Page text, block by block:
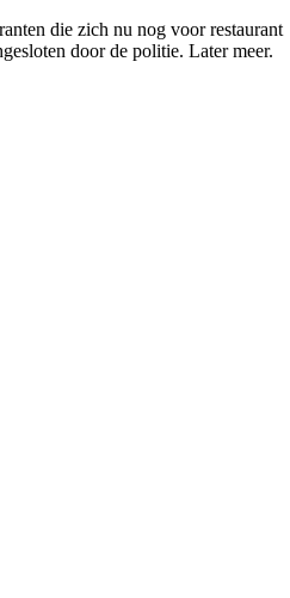
die zich nu nog voor restaurant
door de politie. Later meer.